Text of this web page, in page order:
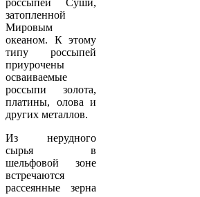
затопленной
Мировым
океаном. К этому
типу россыпей
приурочены
осваиваемые
россыпи золота,
платины, олова и
других металлов.
Из нерудного
сырья в
шельфовой зоне
встречаются
рассеянные зерна